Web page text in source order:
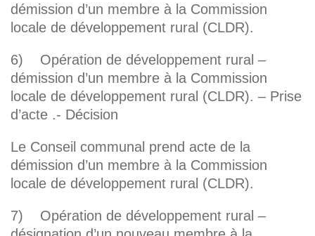
démission d’un membre à la Commission
locale de développement rural (CLDR).
6) Opération de développement rural –
démission d’un membre à la Commission
locale de développement rural (CLDR). – Prise
d’acte .- Décision
Le Conseil communal prend acte de la
démission d’un membre à la Commission
locale de développement rural (CLDR).
7) Opération de développement rural –